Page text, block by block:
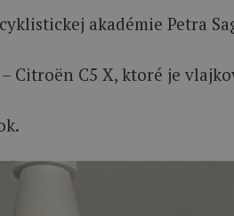
akadémie Petra
C5 X, ktoré je